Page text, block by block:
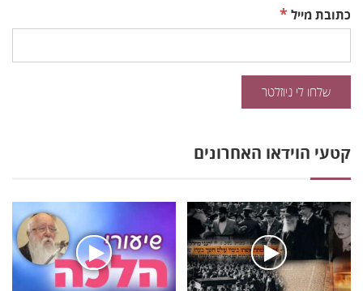
כתובת מייל *
קטעי הוידאו האחרונים